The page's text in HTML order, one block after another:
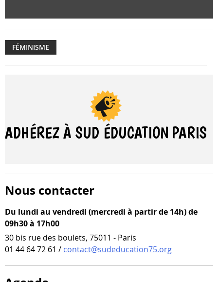
FÉMINISME
ADHÉREZ À SUD ÉDUCATION PARIS
Nous contacter
Du lundi au vendredi (mercredi à partir de 14h) de
09h30 à 17h00
30 bis rue des boulets, 75011 - Paris
01 44 64 72 61 / contact@sudeducation75.org